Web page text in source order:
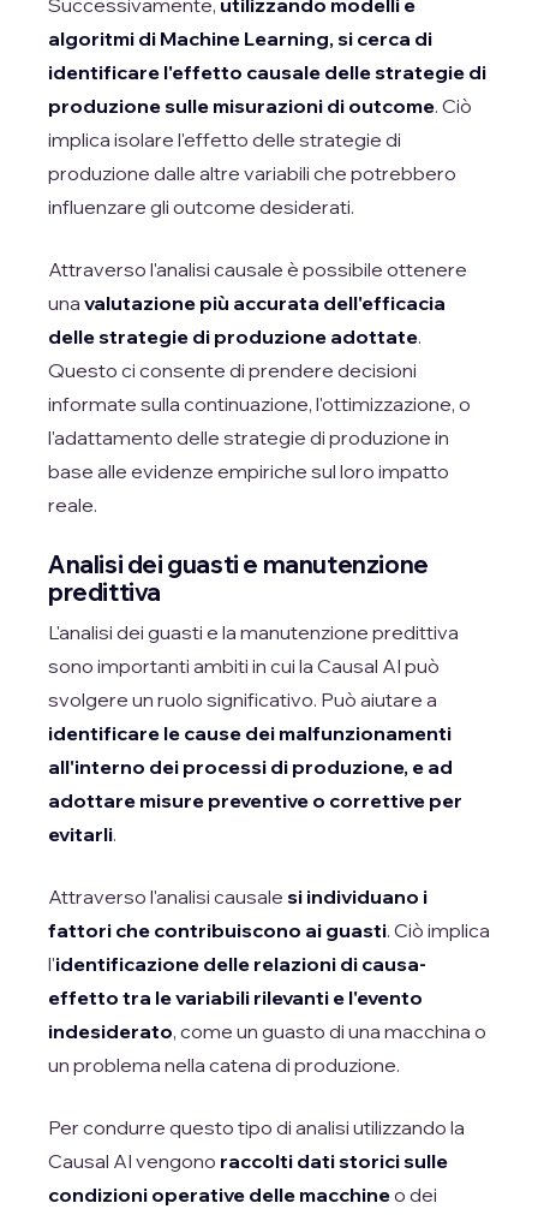
Successivamente, utilizzando modelli e
algoritmi di Machine Learning, si cerca di
identificare l'effetto causale delle strategie di
produzione sulle misurazioni di outcome. Ciò
implica isolare l'effetto delle strategie di
produzione dalle altre variabili che potrebbero
influenzare gli outcome desiderati.
Attraverso l'analisi causale è possibile ottenere
una valutazione più accurata dell'efficacia
delle strategie di produzione adottate.
Questo ci consente di prendere decisioni
informate sulla continuazione, l'ottimizzazione, o
l'adattamento delle strategie di produzione in
base alle evidenze empiriche sul loro impatto
reale.
Analisi dei guasti e manutenzione
predittiva
L'analisi dei guasti e la manutenzione predittiva
sono importanti ambiti in cui la Causal AI può
svolgere un ruolo significativo. Può aiutare a
identificare le cause dei malfunzionamenti
all'interno dei processi di produzione, e ad
adottare misure preventive o correttive per
evitarli.
Attraverso l'analisi causale si individuano i
fattori che contribuiscono ai guasti. Ciò implica
l'identificazione delle relazioni di causa-
effetto tra le variabili rilevanti e l'evento
indesiderato, come un guasto di una macchina o
un problema nella catena di produzione.
Per condurre questo tipo di analisi utilizzando la
Causal AI vengono raccolti dati storici sulle
condizioni operative delle macchineo dei